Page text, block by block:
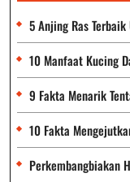
5 Anjing Ras
10 Manfaat Kucing
9 Fakta Menarik
10 Fakta
Perkembangbiakan